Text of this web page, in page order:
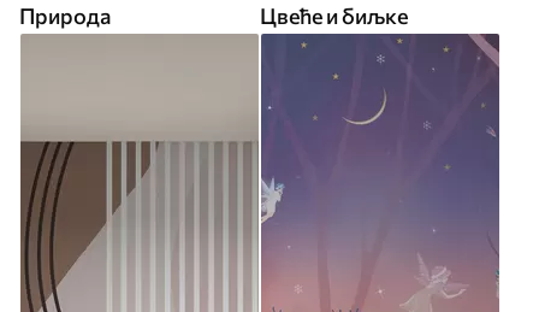
Природа Цвеће и биљке